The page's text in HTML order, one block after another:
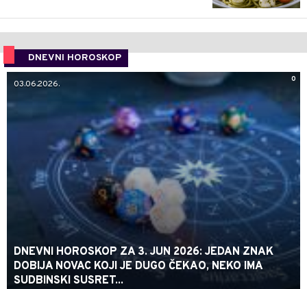
DNEVNI HOROSKOP
0
03.06.2026.
DNEVNI HOROSKOP ZA 3. JUN 2026: JEDAN ZNAK
DOBIJA NOVAC KOJI JE DUGO ČEKAO, NEKO IMA
SUDBINSKI SUSRET...